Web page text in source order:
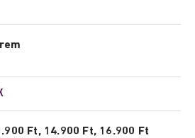
Ft, 14.900 Ft, 16.900 Ft